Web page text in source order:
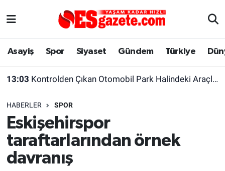
Asayiş Spor Siyaset Gündem Türkiye
13:03 Kontrolden Çıkan Otomobil Park Halindeki Araçlara Çarptı
HABERLER SPOR
Eskişehirspor
taraftarlarından örnek
davranış
Asayiş
Gündem
Türkiye
Dünya
Yaşam
Eskişehirspor Arşivi
Eskişehir Arşivi
Röportaj
Eskişehir Nöbetçi Eczaneler
Süper Lig Puan Durumu ve Fikstür
Tüm Manşetler
Son Dakika Haberleri